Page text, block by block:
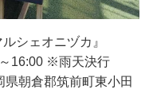
シェオニヅカ』
16:00 ※雨天決行
朝倉郡筑前町東小田